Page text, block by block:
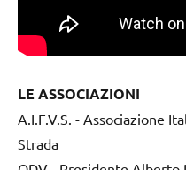
LE ASSOCIAZIONI
A.I.F.V.S. - Associazione
Strada